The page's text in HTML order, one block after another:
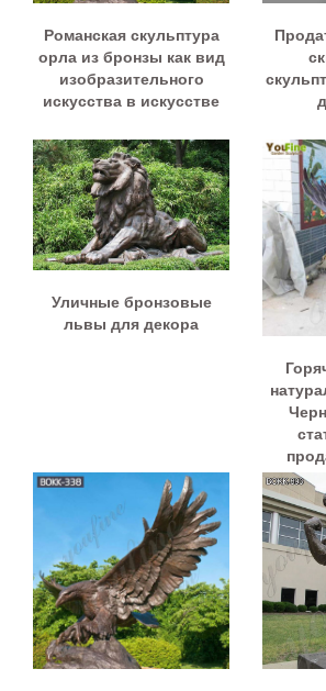
Романская скульптура
орла из бронзы как вид
изобразительного
искусства в искусстве
Уличные бронзовые
львы для декора